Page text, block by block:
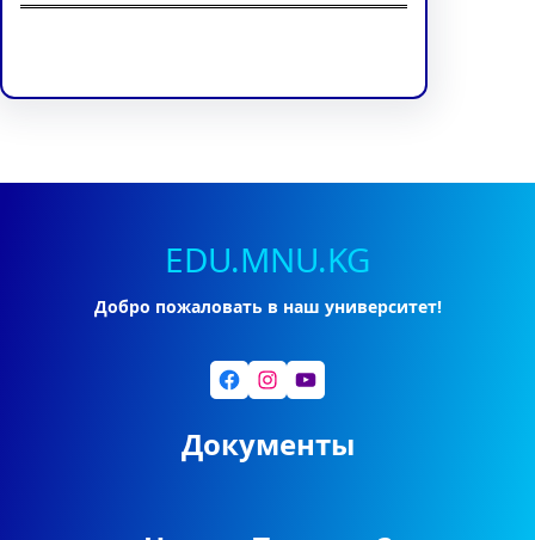
EDU.MNU.KG
Добро пожаловать в наш университет!
Facebook Instagram YouTube
Документы